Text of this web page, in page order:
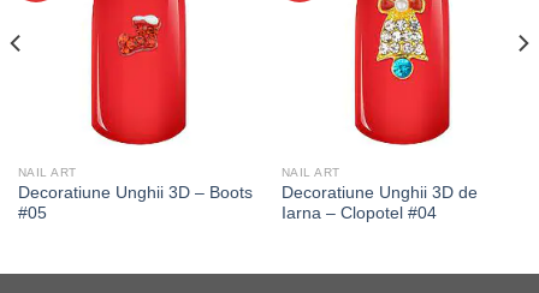
NAIL ART
Decoratiune Unghii 3D – Boots
#05
NAIL ART
Decoratiune Unghii 3D de
Iarna – Clopotel #04